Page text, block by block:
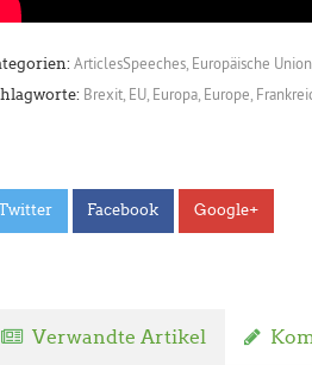
ArticlesSpeeches Europäische Union
Brexit EU Europa Europe
Facebook Google+
Verwandte Artikel